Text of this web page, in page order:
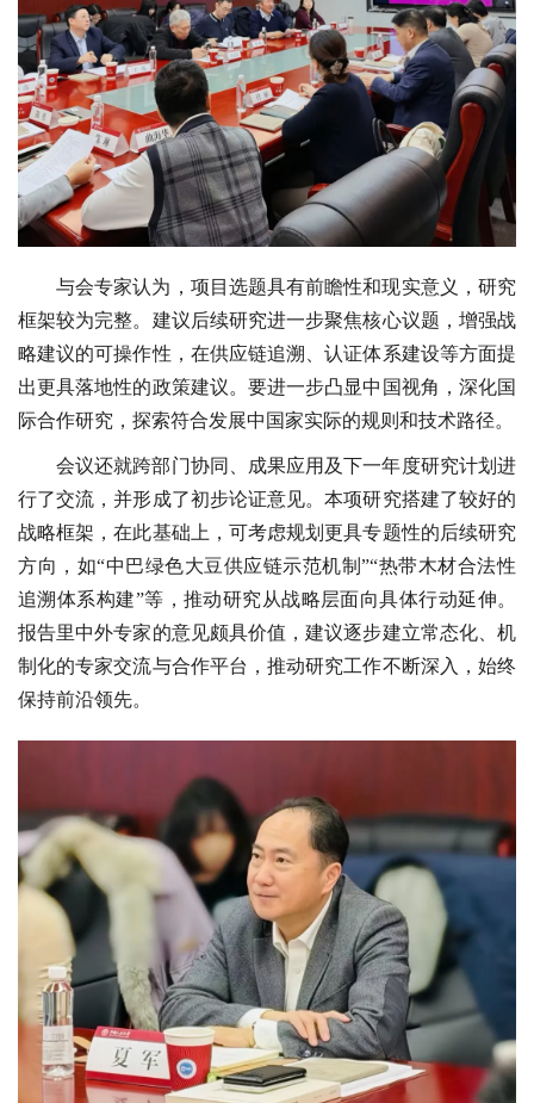
与会专家认为，项目选题具有前瞻性和现实意义，研究
框架较为完整。建议后续研究进一步聚焦核心议题，增强战
略建议的可操作性，在供应链追溯、认证体系建设等方面提
出更具落地性的政策建议。要进一步凸显中国视角，深化国
际合作研究，探索符合发展中国家实际的规则和技术路径。
会议还就跨部门协同、成果应用及下一年度研究计划进
行了交流，并形成了初步论证意见。本项研究搭建了较好的
战略框架，在此基础上，可考虑规划更具专题性的后续研究
方向，如“中巴绿色大豆供应链示范机制”“热带木材合法性
追溯体系构建”等，推动研究从战略层面向具体行动延伸。
报告里中外专家的意见颇具价值，建议逐步建立常态化、机
制化的专家交流与合作平台，推动研究工作不断深入，始终
保持前沿领先。